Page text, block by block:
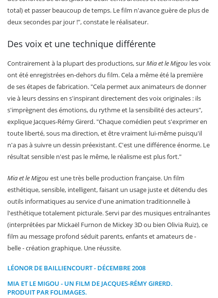
total) et passer beaucoup de temps. Le film n'avance guère de plus de
deux secondes par jour !", constate le réalisateur.
Des voix et une technique différente
Contrairement à la plupart des productions, surMia et le Migou les voix
ont été enregistrées en-dehors du film. Cela a même été la première
de ses étapes de fabrication. "Cela permet aux animateurs de donner
vie à leurs dessins en s'inspirant directement des voix originales : ils
s'imprègnent des émotions, du rythme et la sensibilité des acteurs",
explique Jacques-Rémy Girerd. "Chaque comédien peut s'exprimer en
toute liberté, sous ma direction, et être vraiment lui-même puisqu'il
n'a pas à suivre un dessin préexistant. C'est une différence énorme. Le
résultat sensible n'est pas le même, le réalisme est plus fort."
Mia et le Migou est une très belle production française. Un film
esthétique, sensible, intelligent, faisant un usage juste et détendu des
outils informatiques au service d'une animation traditionnelle à
l'esthétique totalement picturale. Servi par des musiques entraînantes
(interprétées par Mickaël Furnon de Mickey 3D ou bien Olivia Ruiz), ce
film au message profond séduit parents, enfants et amateurs de -
belle - création graphique. Une réussite.
LÉONOR DE BAILLIENCOURT - DÉCEMBRE 2008
MIA ET LE MIGOU - UN FILM DE JACQUES-RÉMY GIRERD.
PRODUIT PAR FOLIMAGES.